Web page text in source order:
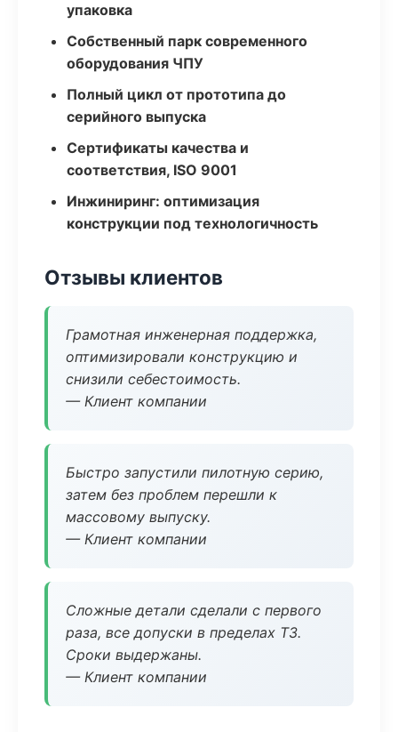
упаковка
Собственный парк современного
оборудования ЧПУ
Полный цикл от прототипа до
серийного выпуска
Сертификаты качества и
соответствия, ISO 9001
Инжиниринг: оптимизация
конструкции под технологичность
Отзывы клиентов
Грамотная инженерная поддержка,
оптимизировали конструкцию и
снизили себестоимость.
— Клиент компании
Быстро запустили пилотную серию,
затем без проблем перешли к
массовому выпуску.
— Клиент компании
Сложные детали сделали с первого
раза, все допуски в пределах ТЗ.
Сроки выдержаны.
— Клиент компании